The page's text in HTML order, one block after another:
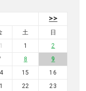
>>
土
日
1
2
8
9
15
16
22
23